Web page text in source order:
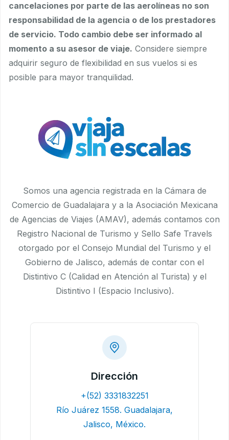
cancelaciones por parte de las aerolíneas no son
responsabilidad de la agencia o de los prestadores
de servicio. Todo cambio debe ser informado al
momento a su asesor de viaje. Considere siempre
adquirir seguro de flexibilidad en sus vuelos si es
posible para mayor tranquilidad.
Somos una agencia registrada en la Cámara de
Comercio de Guadalajara y a la Asociación Mexicana
de Agencias de Viajes (AMAV), además contamos con
Registro Nacional de Turismo y Sello Safe Travels
otorgado por el Consejo Mundial del Turismo y el
Gobierno de Jalisco, además de contar con el
Distintivo C (Calidad en Atención al Turista) y el
Distintivo I (Espacio Inclusivo).
Dirección
+(52) 3331832251
Río Juárez 1558. Guadalajara,
Jalisco, México.